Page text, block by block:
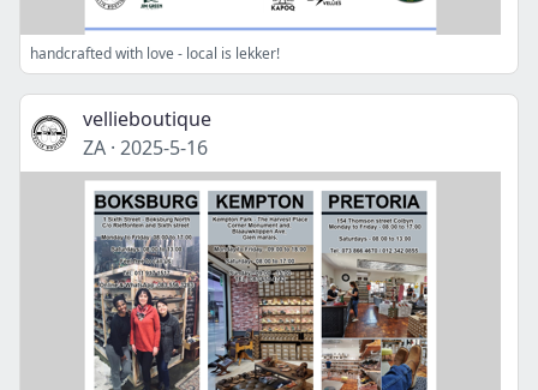
handcrafted with love - local is lekker!
vellieboutique
ZA · 2025-5-16